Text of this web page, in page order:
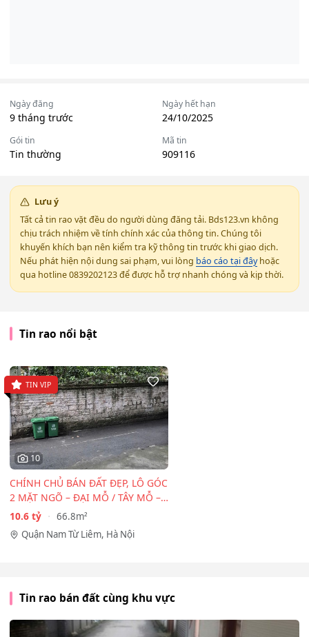
Ngày đăng
9 tháng trước
Ngày hết hạn
24/10/2025
Gói tin
Tin thường
Mã tin
909116
Lưu ý
Tất cả tin rao vặt đều do người dùng đăng tải. Bds123.vn không
chịu trách nhiệm về tính chính xác của thông tin. Chúng tôi
khuyến khích bạn nên kiểm tra kỹ thông tin trước khi giao dịch.
Nếu phát hiện nội dung sai phạm, vui lòng báo cáo tại đâyhoặc
qua hotline 0839202123 để được hỗ trợ nhanh chóng và kịp thời.
Tin rao nổi bật
10
TIN VIP
CHÍNH CHỦ BÁN ĐẤT ĐẸP, LÔ GÓC
2 MẶT NGÕ – ĐẠI MỖ / TÂY MỖ –
CẠNH…
10.6 tỷ
66.8m²
Quận Nam Từ Liêm, Hà Nội
Tin rao bán đất cùng khu vực